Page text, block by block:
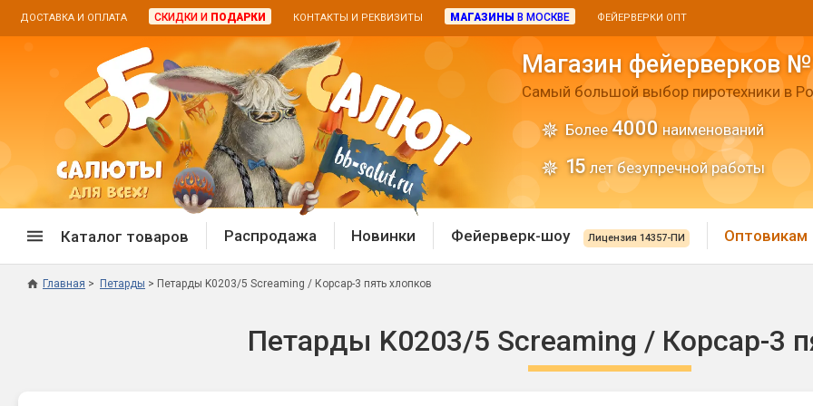
ДОСТАВКА И ОПЛАТА СКИДКИ И ПОДАРКИ КОНТАКТЫ И РЕКВИЗИТЫ МАГАЗИНЫ В МОСКВЕ ФЕЙЕРВЕРКИ ОПТ
Магазин фейерверков
Самый большой выбор пиротехники в
Более 4000 наименований
15 лет безупречной работы
Каталог товаров
Дневные батареи
Хлопушки и
Распродажа Новинки Фейерверк-шоу Лицензия 14357-ПИ Оптовикам
Главная Петарды Петарды K0203/5 Screaming / Корсар-3 пять хлопков
Петарды K0203/5 Screaming / Корсар-3